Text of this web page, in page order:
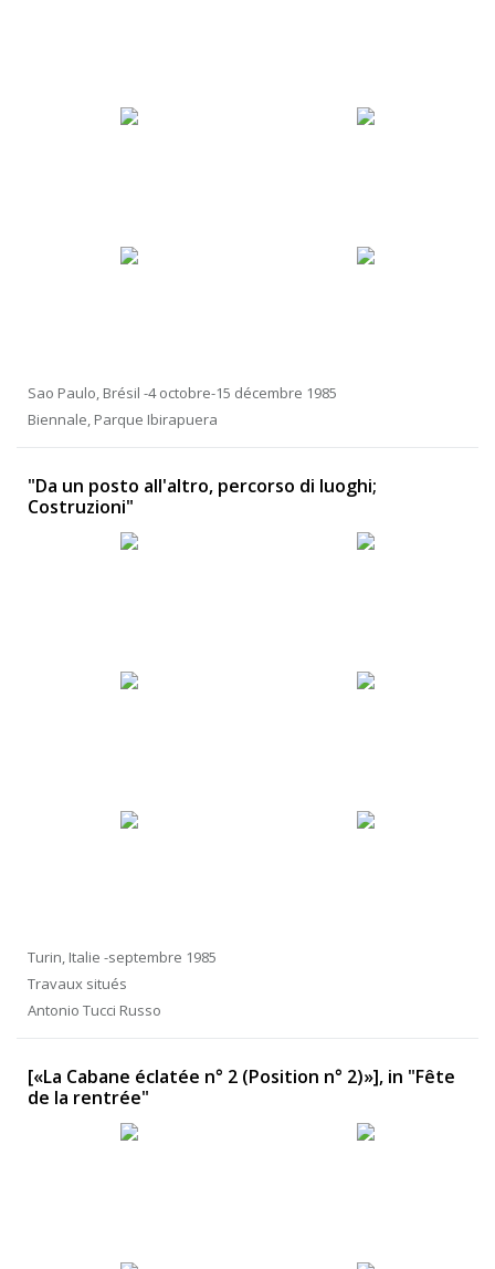
Sao Paulo, Brésil -4 octobre-15 décembre 1985
Biennale, Parque Ibirapuera
"Da un posto all'altro, percorso di luoghi;
Costruzioni"
Turin, Italie -septembre 1985
Travaux situés
Antonio Tucci Russo
[«La Cabane éclatée n° 2 (Position n° 2)»], in "Fête
de la rentrée"